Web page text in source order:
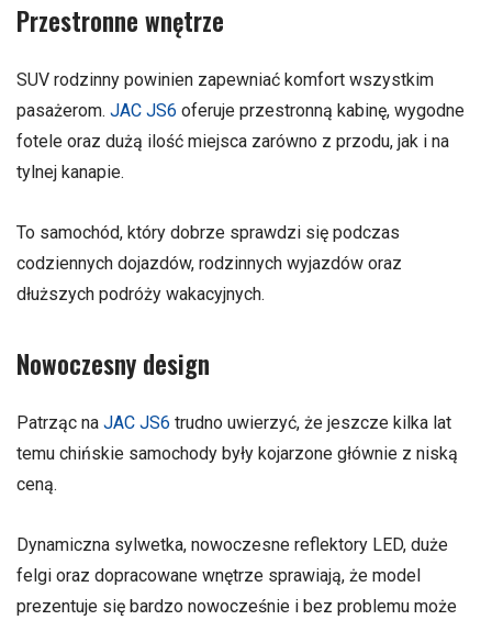
Przestronne wnętrze
SUV rodzinny powinien zapewniać komfort wszystkim
pasażerom. JAC JS6 oferuje przestronną kabinę, wygodne
fotele oraz dużą ilość miejsca zarówno z przodu, jak i na
tylnej kanapie.
To samochód, który dobrze sprawdzi się podczas
codziennych dojazdów, rodzinnych wyjazdów oraz
dłuższych podróży wakacyjnych.
Nowoczesny design
Patrząc na JAC JS6 trudno uwierzyć, że jeszcze kilka lat
temu chińskie samochody były kojarzone głównie z niską
ceną.
Dynamiczna sylwetka, nowoczesne reflektory LED, duże
felgi oraz dopracowane wnętrze sprawiają, że model
prezentuje się bardzo nowocześnie i bez problemu może